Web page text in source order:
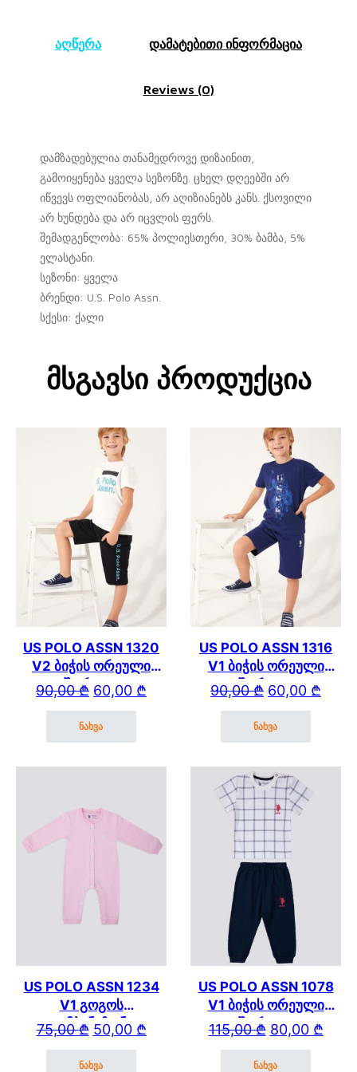
აღწერა დამატებითი ინფორმაცია
Reviews (0)
დამზადებულია თანამედროვე დიზაინით,
გამოიყენება ყველა სეზონზე. ცხელ დღეებში არ
იწვევს ოფლიანობას, არ აღიზიანებს კანს. ქსოვილი
არ ხუნდება და არ იცვლის ფერს.
შემადგენლობა: 65% პოლიესთერი, 30% ბამბა, 5%
ელასტანი.
სეზონი: ყველა
ბრენდი: U.S. Polo Assn.
სქესი: ქალი
Მსგავსი Პროდუქცია
US POLO ASSN 1320
V2 ბიჭის ორეული
შორტით
90,00₾ Original price was: 90,00 ₾.
60,00 ₾
Current price is: 60,00 ₾.
ნახვა
US POLO ASSN 1316
V1 ბიჭის ორეული
შორტით
90,00₾ Original price
60,00 ₾
Current price is:
ნახვა
US POLO ASSN 1234
V1 გოგოს
კომბინეზონი
75,00₾ Original price was: 75,00 ₾.
50,00 ₾
Current price is: 50,00 ₾.
ნახვა
US POLO ASSN 1078
V1 ბიჭის ორეული
შორტით
115,00₾Original price
80,00 ₾
Current price is:
ნახვა